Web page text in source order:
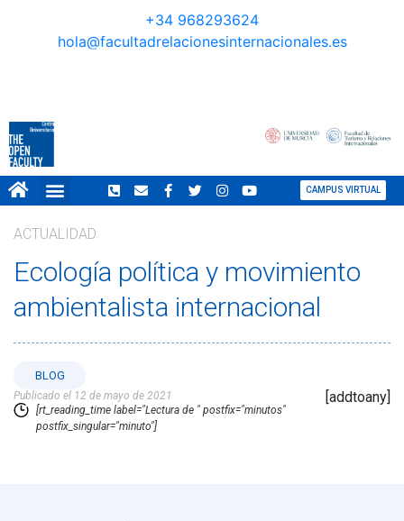
+34 968293624
hola@facultadrelacionesinternacionales.es
CAMPUS VIRTUAL
ACTUALIDAD
Ecología política y movimiento
ambientalista internacional
BLOG
Publicado el 12 de mayo de 2021
[rt_reading_time label="Lectura de " postfix="minutos"
postfix_singular="minuto"]
[addtoany]